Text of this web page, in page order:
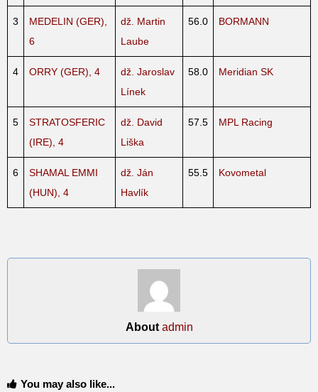
3
MEDELIN (GER),
6
dž. Martin
Laube
56.0 BORMANN
4 ORRY (GER), 4
dž. Jaroslav
Línek
58.0 Meridian SK
5
STRATOSFERIC
(IRE), 4
dž. David
Liška
57.5 MPL Racing
6
SHAMAL EMMI
(HUN), 4
dž. Ján
Havlík
55.5 Kovometal
About admin
You may also like...